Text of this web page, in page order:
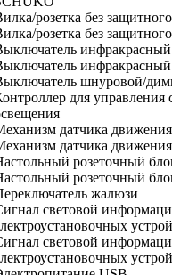
розетка без
розетка без
инфракрасный
инфракрасный
шнуровой/
для управления
датчика движения
датчика движения
розеточный
розеточный
жалюзи
световой
световой